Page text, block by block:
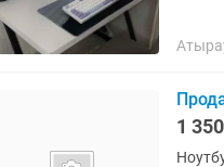
1
Ноутбук в хорошем